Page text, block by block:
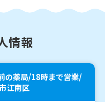
情報
の薬局/18時まで営業/
江南区